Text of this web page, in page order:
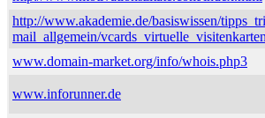
http://www.akademie.de/basiswissen/
mail_allgemein/
www.domain-market.org/info/whois.php3
www.inforunner.de